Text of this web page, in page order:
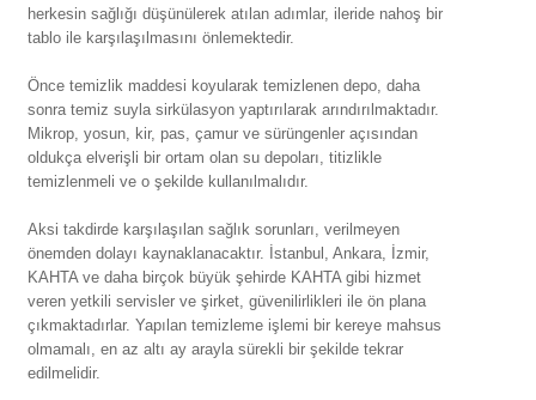
herkesin sağlığı düşünülerek atılan adımlar, ileride nahoş bir
tablo ile karşılaşılmasını önlemektedir.
Önce temizlik maddesi koyularak temizlenen depo, daha
sonra temiz suyla sirkülasyon yaptırılarak arındırılmaktadır.
Mikrop, yosun, kir, pas, çamur ve sürüngenler açısından
oldukça elverişli bir ortam olan su depoları, titizlikle
temizlenmeli ve o şekilde kullanılmalıdır.
Aksi takdirde karşılaşılan sağlık sorunları, verilmeyen
önemden dolayı kaynaklanacaktır. İstanbul, Ankara, İzmir,
KAHTA ve daha birçok büyük şehirde KAHTA gibi hizmet
veren yetkili servisler ve şirket, güvenilirlikleri ile ön plana
çıkmaktadırlar. Yapılan temizleme işlemi bir kereye mahsus
olmamalı, en az altı ay arayla sürekli bir şekilde tekrar
edilmelidir.